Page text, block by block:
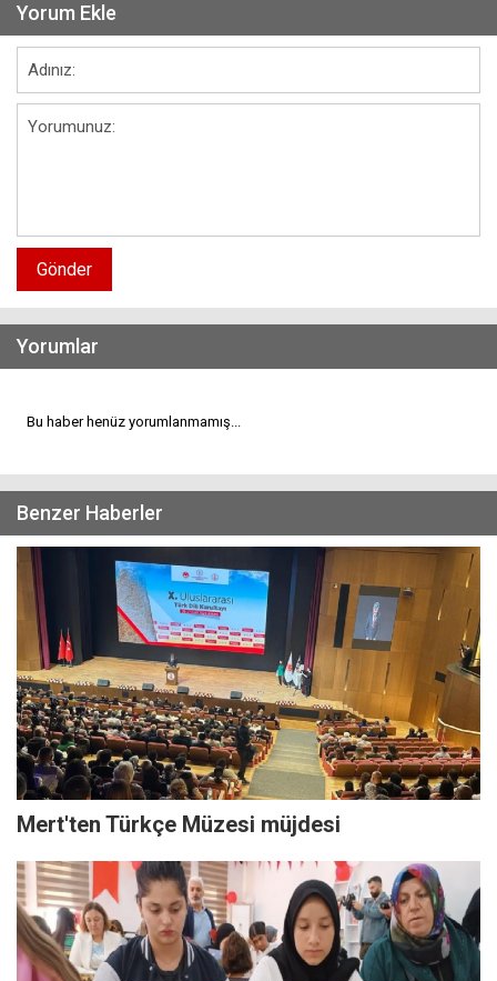
Yorum Ekle
Gönder
Yorumlar
Bu haber henüz yorumlanmamış...
Benzer Haberler
Mert'ten Türkçe Müzesi müjdesi